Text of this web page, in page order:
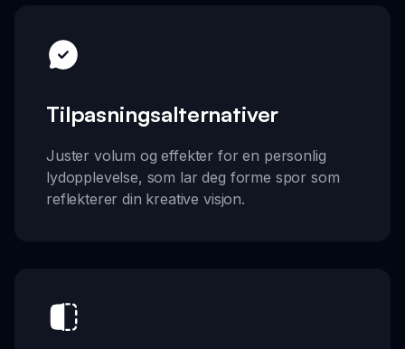
Tilpasningsalternativer
Juster volum og effekter for en personlig
lydopplevelse, som lar deg forme spor som
reflekterer din kreative visjon.